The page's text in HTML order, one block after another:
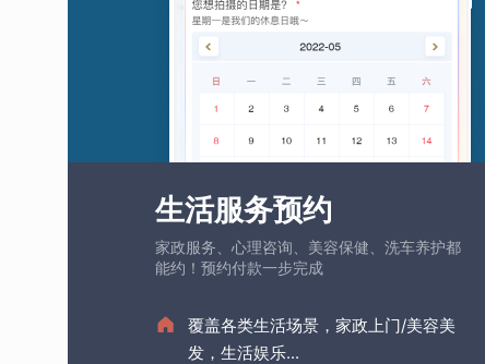
生活服务预约
家政服务、心理咨询、美容保健、洗车养护都
能约！预约付款一步完成
覆盖各类生活场景，家政上门/美容美
发，生活娱乐...